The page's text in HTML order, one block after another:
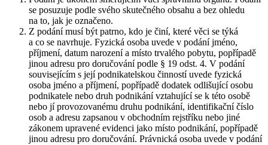
se posuzuje podle svého skutečného obsahu a bez ohledu
na to, jak je označeno.
Z podání musí být patrno, kdo je činí, které věci se týká
a co se navrhuje. Fyzická osoba uvede v podání jméno,
příjmení, datum narození a místo trvalého pobytu, popřípadě
jinou adresu pro doručování podle § 19 odst. 4. V podání
souvisejícím s její podnikatelskou činností uvede fyzická
osoba jméno a příjmení, popřípadě dodatek odlišující osobu
podnikatele nebo druh podnikání vztahující se k této osobě
nebo jí provozovanému druhu podnikání, identifikační číslo
osob a adresu zapsanou v obchodním rejstříku nebo jiné
zákonem upravené evidenci jako místo podnikání, popřípadě
jinou adresu pro doručování. Právnická osoba uvede v podání